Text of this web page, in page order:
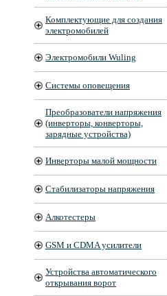
Комплектующие для создания
электромобилей
Электромобили Wuling
Системы оповещения
Преобразователи напряжения
(инверторы, конверторы,
зарядные устройства)
Инверторы малой мощности
Стабилизаторы напряжения
Алкотестеры
GSM и CDMA усилители
Устройства автоматического
открывания ворот